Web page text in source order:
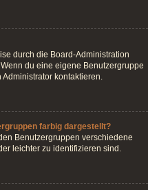
durch die Board-Administration
du eine eigene Benutzergruppe
kontaktieren.
farbig dargestellt?
Benutzergruppen verschiedene
leichter zu identifizieren sind.